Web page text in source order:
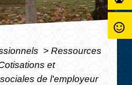
> Ressources
et
de l'employeur
sentiment_satisfied_alt